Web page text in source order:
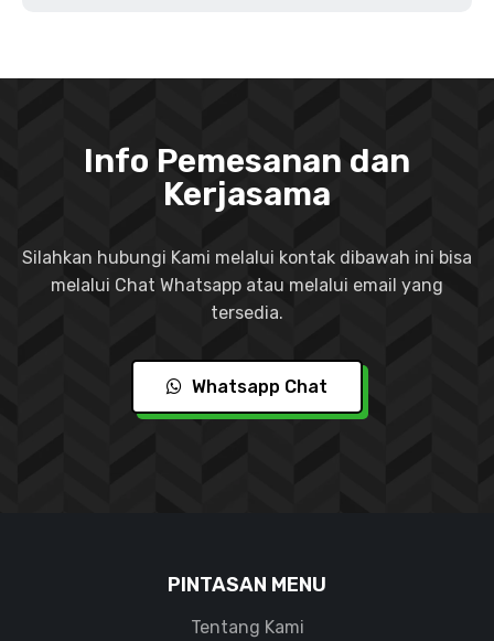
Info Pemesanan dan
Kerjasama
Silahkan hubungi Kami melalui kontak dibawah ini bisa
melalui Chat Whatsapp atau melalui email yang
tersedia.
Whatsapp Chat
PINTASAN MENU
Tentang Kami